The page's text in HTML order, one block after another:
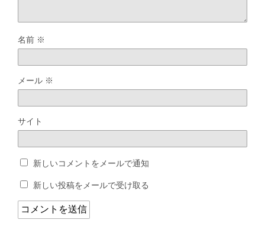
名前 ※
メール ※
サイト
新しいコメントをメールで通知
新しい投稿をメールで受け取る